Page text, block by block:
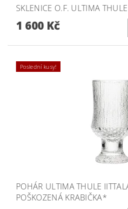
SKLENICE O.F. ULTIMA
1 600 Kč
Poslední kusy!
POHÁR ULTIMA THULE
POŠKOZENÁ KRABIČKA*